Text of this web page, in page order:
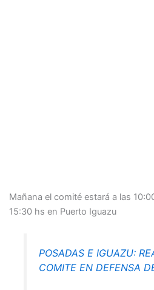
Mañana el comité estará a las
15:30 hs en Puerto Iguazu
POSADAS E IGUAZU:
COMITE EN DEFENSA